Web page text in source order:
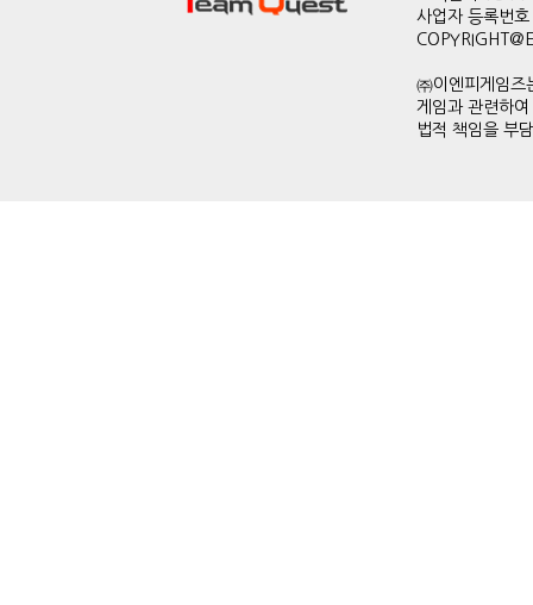
사업자 등록번
㈜이엔피게임즈
게임과 관련하
법적 책임을 부